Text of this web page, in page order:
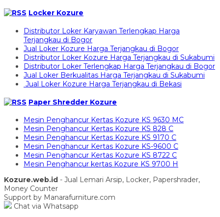
Locker Kozure
Distributor Loker Karyawan Terlengkap Harga
Terjangkau di Bogor
Jual Loker Kozure Harga Terjangkau di Bogor
Distributor Loker Kozure Harga Terjangkau di Sukabumi
Distributor Loker Terlengkap Harga Terjangkau di Bogor
Jual Loker Berkualitas Harga Terjangkau di Sukabumi
Jual Loker Kozure Harga Terjangkau di Bekasi
Paper Shredder Kozure
Mesin Penghancur Kertas Kozure KS 9630 MC
Mesin Penghancur Kertas Kozure KS 828 C
Mesin Penghancur Kertas Kozure KS 9170 C
Mesin Penghancur Kertas Kozure KS-9600 C
Mesin Penghancur Kertas Kozure KS 8722 C
Mesin Penghancur kertas Kozure KS 9700 H
Kozure.web.id - Jual Lemari Arsip, Locker, Papershrader,
Money Counter
Support by Manarafurniture.com
Chat via Whatsapp